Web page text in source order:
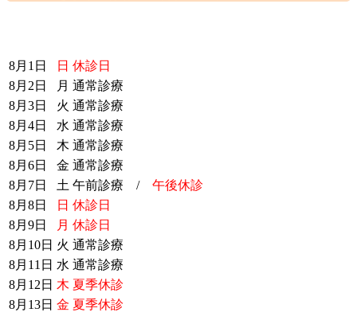
8月1日 日 休診日
8月2日
月 通常診療
8月3日
火 通常診療
8月4日
水 通常診療
8月5日
木 通常診療
8月6日
金 通常診療
8月7日
土 午前診療 / 午後休診
8月8日
日 休診日
8月9日
月 休診日
8月10日 火 通常診療
8月11日 水 通常診療
8月12日 木 夏季休診
8月13日 金 夏季休診